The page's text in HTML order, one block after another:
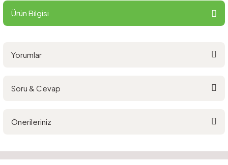
Ürün Bilgisi
Yorumlar
Soru & Cevap
Soru Sor
Önerileriniz